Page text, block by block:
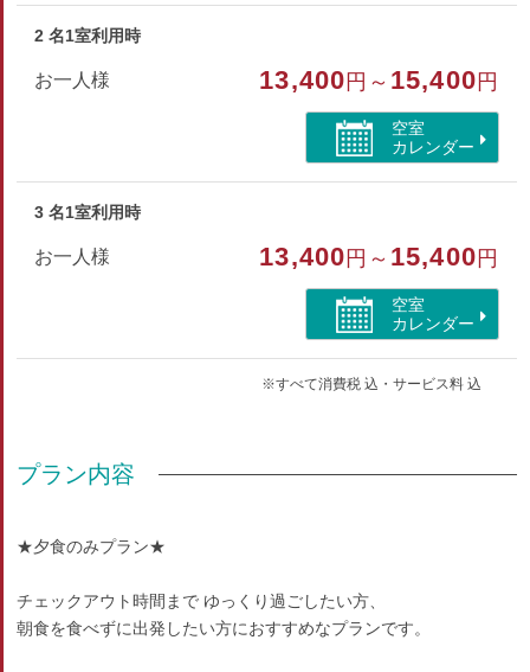
和洋室
バス/禁煙/インターネットができる部屋/洗浄機付トイ
レ/海が見える
2 名1室利用時
お一人様 13,400 円～ 15,400 円
空室
カレンダー
3 名1室利用時
お一人様 13,400 円～ 15,400 円
空室
カレンダー
※すべて消費税 込・サービス料 込
プラン内容
★夕食のみプラン★
チェックアウト時間まで ゆっくり過ごしたい方、
朝食を食べずに出発したい方におすすめなプランです。